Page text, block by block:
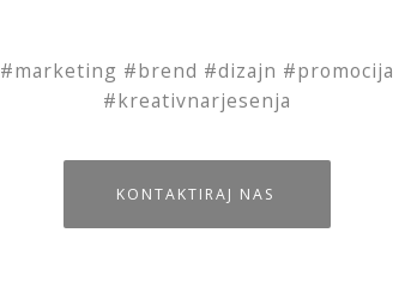
#marketing #brend #dizajn #promocija
#kreativnarjesenja
KONTAKTIRAJ NAS